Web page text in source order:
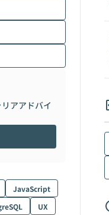
アアドバイ
JavaScript
UX